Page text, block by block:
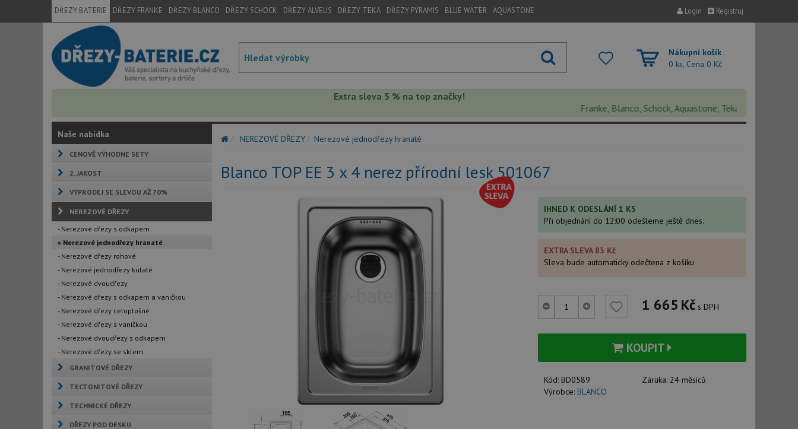
DŘEZY BATERIE DŘEZY FRANKE DŘEZY BLANCO DŘEZY SCHOCK DŘEZY ALVEUS DŘEZY TEKA DŘEZY PYRAMIS BLUE WATER AQUASTONE Login Registruj
Nákupní košík
0 ks, Cena 0 Kč
Extra sleva 5 % na top značky!
Franke, Blanco, Schock, Aquastone, Teka, Helika, Deante,
Naše nabídka
CENOVĚ VÝHODNÉ SETY
2. JAKOST
VÝPRODEJ SE SLEVOU AŽ 70%
NEREZOVÉ DŘEZY
- Nerezové dřezy s odkapem
» Nerezové jednodřezy hranaté
- Nerezové dřezy rohové
- Nerezové jednodřezy kulaté
- Nerezové dvoudřezy
- Nerezové dřezy s odkapem a vaničkou
- Nerezové dřezy celoplošné
- Nerezové dřezy s vaničkou
- Nerezové dvoudřezy s odkapem
- Nerezové dřezy se sklem
GRANITOVÉ DŘEZY
TECTONITOVÉ DŘEZY
TECHNICKÉ DŘEZY
DŘEZY POD DESKU
NEREZOVÉ DŘEZY Nerezové jednodřezy hranaté
Blanco TOP EE 3 x 4 nerez přírodní lesk 501067
IHNED K ODESLÁNÍ 1 KS
Při objednání do 12:00 odešleme ještě dnes.
EXTRA SLEVA 83 Kč
Sleva bude automaticky odečtena z košíku
1 665 Kč s DPH
KOUPIT
Kód: BD0589 Záruka:24 měsíců
Výrobce: BLANCO